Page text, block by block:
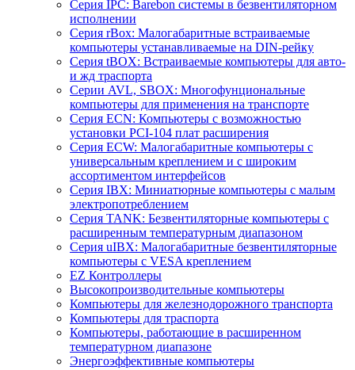
Серия IPC: Barebon системы в безвентиляторном
исполнении
Серия rBox: Малогабаритные встраиваемые
компьютеры устанавливаемые на DIN-рейку
Серия tBOX: Встраиваемые компьютеры для авто-
и жд траспорта
Серии AVL, SBOX: Многофунциональные
компьютеры для применения на транспорте
Серия ECN: Компьютеры с возможностью
установки PCI-104 плат расширения
Серия ECW: Малогабаритные компьютеры с
универсальным креплением и с широким
ассортиментом интерфейсов
Серия IBX: Миниатюрные компьютеры с малым
электропотреблением
Серия TANK: Безвентиляторные компьютеры с
расширенным температурным диапазоном
Серия uIBX: Малогабаритные безвентиляторные
компьютеры с VESA креплением
EZ Контроллеры
Высокопроизводительные компьютеры
Компьютеры для железнодорожного транспорта
Компьютеры для траспорта
Компьютеры, работающие в расширенном
температурном диапазоне
Энергоэффективные компьютеры